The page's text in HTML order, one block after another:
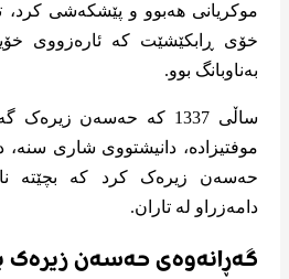
موکریانی هەبوو و پێشکەشی کرد،
خۆی ڕابکێشێت کە ئارەزووی
بەناوبانگ بوو.
ساڵی 1337 کە حەسەن
موفتیزادە، دانیشتووی شاری سنە،
حەسەن زیرەک کرد کە بچێتە
دامەزراو لە تاران.
گەڕانەوەی حەسەن زیرەک